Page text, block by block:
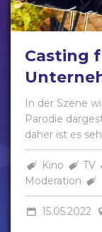
Casting
In der Szene
Parodie
daher ist es
Kino TV
Moderation
15.05.2022